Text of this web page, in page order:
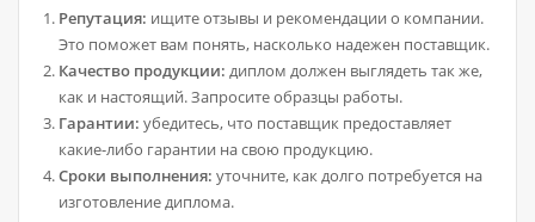
Репутация: ищите отзывы и рекомендации о компании.
Это поможет вам понять, насколько надежен поставщик.
Качество продукции: диплом должен выглядеть так же,
как и настоящий. Запросите образцы работы.
Гарантии: убедитесь, что поставщик предоставляет
какие-либо гарантии на свою продукцию.
Сроки выполнения: уточните, как долго потребуется на
изготовление диплома.